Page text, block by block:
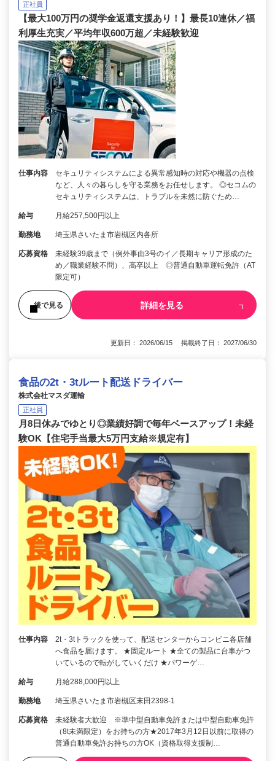
正社員
【最大100万円の奨学金返還支援あり！】最長10連休／福
利厚生充実／平均年収600万超／未経験歓迎
仕事内容
セキュリティシステムによる異常感知時の対応や機器の点検
など、人々の暮らしを守る業務をお任せします。 ◎セコムの
セキュリティシステムは、トラブルを未然に防ぐため…
給与 月給257,500円以上
勤務地 埼玉県さいたま市岩槻区内各所
応募資格
未経験39歳まで（例外事由3号のイ／長期キャリア形成のた
め／職業経験不問）、高卒以上 ◎普通自動車運転免許（AT
限定可）
後で見る 詳細を見る
更新日： 2026/06/15 掲載終了日： 2027/06/30
食品の2t・3tルート配送ドライバー
株式会社マスダ運輸
正社員
月8日休みでゆとり◎業績好調で毎年ベースアップ！未経
験OK【住宅手当最大5万円支給※規定有】
仕事内容
2t・3tトラックを使って、配送センターからコンビニ各店舗
へ食品を届けます。 ★固定ルート ★全ての製品に台車がつ
いているので転がしていくだけ ★パワーゲ…
給与 月給288,000円以上
勤務地 埼玉県さいたま市岩槻区末田2398-1
応募資格
未経験者大歓迎 ※準中型自動車免許または中型自動車免許
（8t未満限定）をお持ちの方★2017年3月12日以前に取得の
普通自動車免許お持ちの方OK（資格取得支援制…